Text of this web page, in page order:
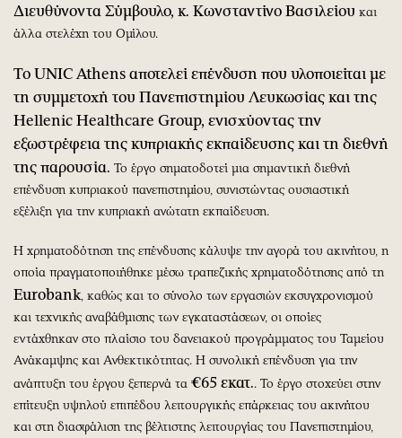
Διευθύνοντα Σύμβουλο, κ. Κωνσταντίνο Βασιλείου και
άλλα στελέχη του Ομίλου.
Το UNIC Athens αποτελεί επένδυση που υλοποιείται με
τη συμμετοχή του Πανεπιστημίου Λευκωσίας και της
Hellenic Healthcare Group, ενισχύοντας την
εξωστρέφεια της κυπριακής εκπαίδευσης και τη διεθνή
της παρουσία. Το έργο σηματοδοτεί μια σημαντική διεθνή
επένδυση κυπριακού πανεπιστημίου, συνιστώντας ουσιαστική
εξέλιξη για την κυπριακή ανώτατη εκπαίδευση.
Η χρηματοδότηση της επένδυσης κάλυψε την αγορά του ακινήτου, η
οποία πραγματοποιήθηκε μέσω τραπεζικής χρηματοδότησης από τη
Eurobank, καθώς και το σύνολο των εργασιών εκσυγχρονισμού
και τεχνικής αναβάθμισης των εγκαταστάσεων, οι οποίες
εντάχθηκαν στο πλαίσιο του δανειακού προγράμματος του Ταμείου
Ανάκαμψης και Ανθεκτικότητας. Η συνολική επένδυση για την
ανάπτυξη του έργου ξεπερνά τα €65 εκατ.. Το έργο στοχεύει στην
επίτευξη υψηλού επιπέδου λειτουργικής επάρκειας του ακινήτου
και στη διασφάλιση της βέλτιστης λειτουργίας του Πανεπιστημίου,